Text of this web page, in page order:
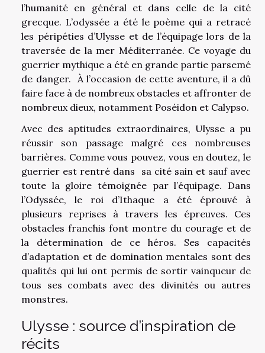
l’humanité en général et dans celle de la cité
grecque. L’odyssée a été le poème qui a retracé
les péripéties d’Ulysse et de l’équipage lors de la
traversée de la mer Méditerranée. Ce voyage du
guerrier mythique a été en grande partie parsemé
de danger. À l’occasion de cette aventure, il a dû
faire face à de nombreux obstacles et affronter de
nombreux dieux, notamment Poséidon et Calypso.
Avec des aptitudes extraordinaires, Ulysse a pu
réussir son passage malgré ces nombreuses
barrières. Comme vous pouvez, vous en doutez, le
guerrier est rentré dans sa cité sain et sauf avec
toute la gloire témoignée par l’équipage. Dans
l’Odyssée, le roi d’Ithaque a été éprouvé à
plusieurs reprises à travers les épreuves. Ces
obstacles franchis font montre du courage et de
la détermination de ce héros. Ses capacités
d’adaptation et de domination mentales sont des
qualités qui lui ont permis de sortir vainqueur de
tous ses combats avec des divinités ou autres
monstres.
Ulysse : source d’inspiration de
récits